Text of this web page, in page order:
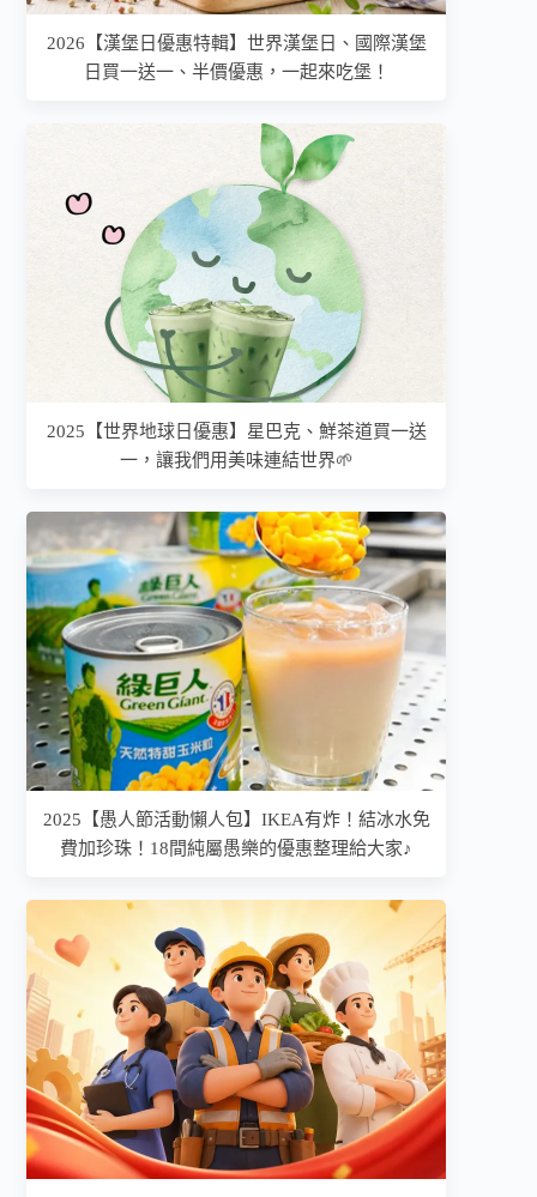
2026【漢堡日優惠特輯】世界漢堡日、國際漢堡
日買一送一、半價優惠，一起來吃堡！
2025【世界地球日優惠】星巴克、鮮茶道買一送
一，讓我們用美味連結世界🌱
2025【愚人節活動懶人包】IKEA有炸！結冰水免
費加珍珠！18間純屬愚樂的優惠整理給大家♪